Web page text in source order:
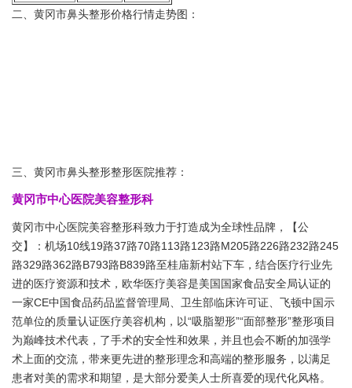
二、黄冈市鼻头整形价格行情走势图：
三、黄冈市鼻头整形整形医院推荐：
黄冈市中心医院美容整形科
黄冈市中心医院美容整形科致力于打造成为全球性品牌，【公
交】：机场10线19路37路70路113路123路M205路226路232路245
路329路362路B793路B839路至桂庙新村站下车，结合医疗行业先
进的医疗资源和技术，欧华医疗美容是美国国家食品安全局认证的
一家CE中国食品药品监督管理局、卫生部临床许可证、飞顿中国示
范单位的质量认证医疗美容机构，以“吸脂塑形”“面部整形”整形项目
为巅峰技术代表，了手术的安全性和效果，并且也会不断的加强学
术上面的交流，带来更先进的整形理念和高端的整形服务，以满足
患者对美的需求和期望，是大部分爱美人士所喜爱的现代化风格。